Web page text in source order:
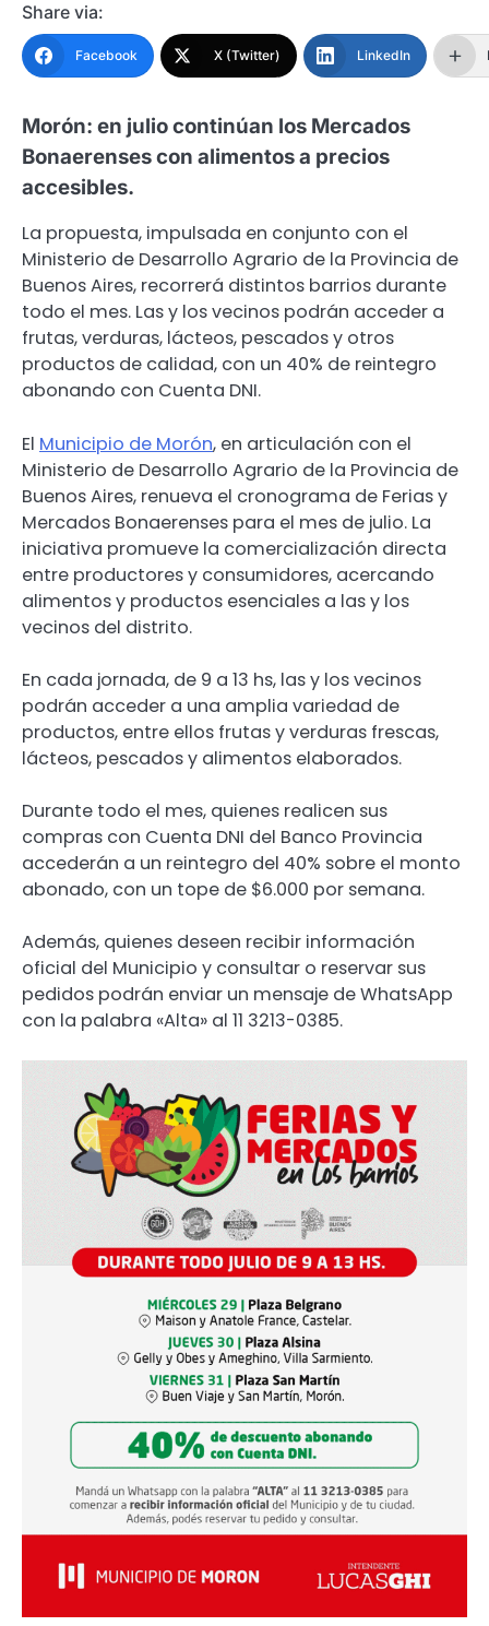
Share via:
Facebook X (Twitter) LinkedIn
Morón: en julio continúan los Mercados
Bonaerenses con alimentos a precios
accesibles.
La propuesta, impulsada en conjunto con el
Ministerio de Desarrollo Agrario de la Provincia de
Buenos Aires, recorrerá distintos barrios durante
todo el mes. Las y los vecinos podrán acceder a
frutas, verduras, lácteos, pescados y otros
productos de calidad, con un 40% de reintegro
abonando con Cuenta DNI.
El Municipio de Morón, en articulación con el
Ministerio de Desarrollo Agrario de la Provincia de
Buenos Aires, renueva el cronograma de Ferias y
Mercados Bonaerenses para el mes de julio. La
iniciativa promueve la comercialización directa
entre productores y consumidores, acercando
alimentos y productos esenciales a las y los
vecinos del distrito.
En cada jornada, de 9 a 13 hs, las y los vecinos
podrán acceder a una amplia variedad de
productos, entre ellos frutas y verduras frescas,
lácteos, pescados y alimentos elaborados.
Durante todo el mes, quienes realicen sus
compras con Cuenta DNI del Banco Provincia
accederán a un reintegro del 40% sobre el monto
abonado, con un tope de $6.000 por semana.
Además, quienes deseen recibir información
oficial del Municipio y consultar o reservar sus
pedidos podrán enviar un mensaje de WhatsApp
con la palabra «Alta» al 11 3213-0385.